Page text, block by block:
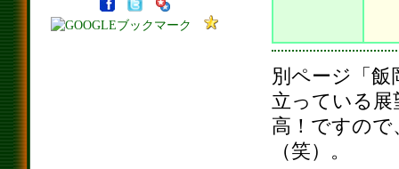
別ページ「
立っている
高！ですの
（笑）。